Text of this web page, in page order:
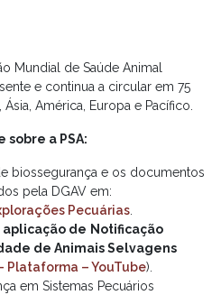
Mundial de Saúde Animal
e continua a circular em 75
América, Europa e Pacífico.
a PSA:
biossegurança e os documentos
pela DGAV em:
Pecuárias
aplicação de Notificação
de Animais Selvagens
Plataforma – YouTube).
em Sistemas Pecuários